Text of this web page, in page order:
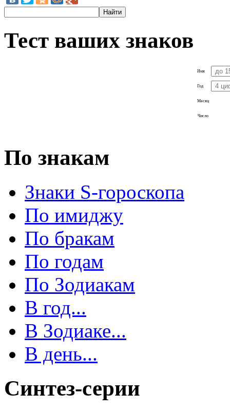
Тест ваших знаков
Имя
Год
Месяц
Число
По знакам
Знаки S-гороскопа
По имиджу
По бракам
По годам
По Зодиакам
В год...
В Зодиаке...
В день...
Синтез-серии